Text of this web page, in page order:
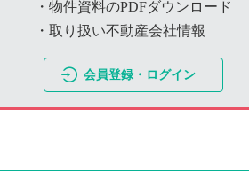
・物件資料のPDFダウンロード
・取り扱い不動産会社情報
会員登録・ログイン